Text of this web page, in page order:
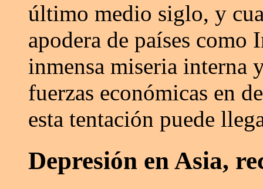
último medio siglo, y
apodera de países como
inmensa miseria interna
fuerzas económicas en
esta tentación puede
Depresión en Asia,